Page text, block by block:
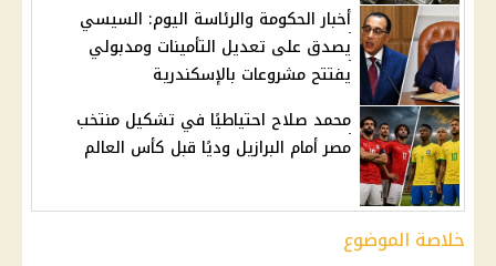
أخبار الحكومة والرئاسة اليوم: السيسي
يصدق على تعديل التأمينات ومدبولي
يفتتح مشروعات بالإسكندرية
محمد صلاح احتياطيًا في تشكيل منتخب
مصر أمام البرازيل وديًا قبل كأس العالم
خلاصة الموضوع